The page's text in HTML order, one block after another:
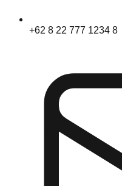
+62 8 22 777 1234 8